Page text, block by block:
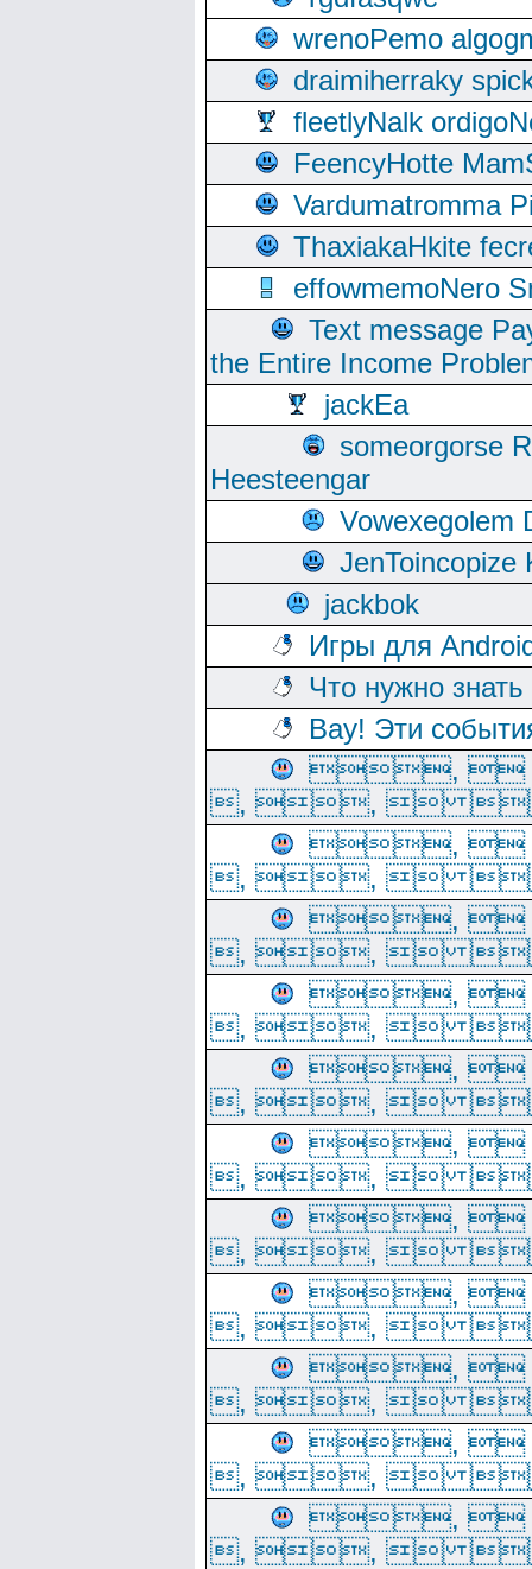
wrenoPemo
draimiherraky
fleetlyNalk
FeencyHotte
Vardumatromma
ThaxiakaHkite
effowmemoNero
Text message
the Entire Income
jackEa
someorgorse
Heesteengar
Vowexegolem
JenToincopize
jackbok
Игры для
Что нужно
Вау! Эти
,
, , 
,
, , 
,
, , 
,
, , 
,
, , 
,
, , 
,
, , 
,
, , 
,
, , 
,
, , 
,
, , 